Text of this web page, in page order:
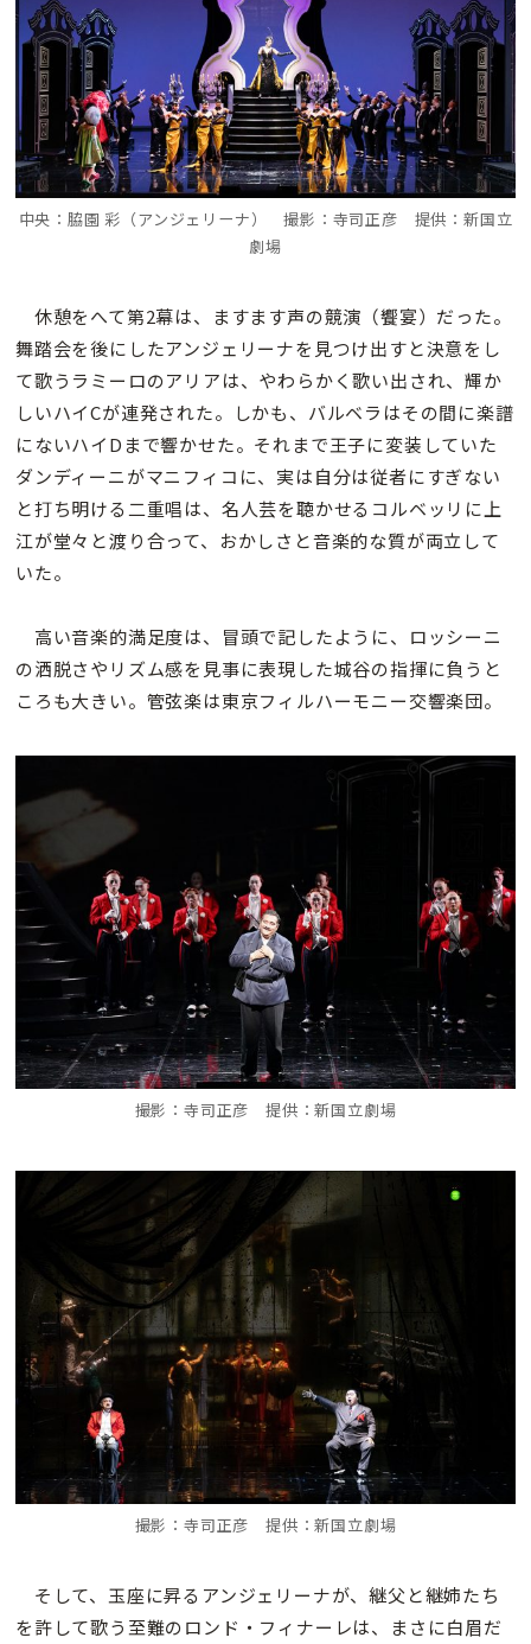
中央：脇園 彩（アンジェリーナ） 撮影：寺司正彦 提供：新国立
劇場
休憩をへて第2幕は、ますます声の競演（饗宴）だった。
舞踏会を後にしたアンジェリーナを見つけ出すと決意をし
て歌うラミーロのアリアは、やわらかく歌い出され、輝か
しいハイCが連発された。しかも、バルベラはその間に楽譜
にないハイDまで響かせた。それまで王子に変装していた
ダンディーニがマニフィコに、実は自分は従者にすぎない
と打ち明ける二重唱は、名人芸を聴かせるコルベッリに上
江が堂々と渡り合って、おかしさと音楽的な質が両立して
いた。
高い音楽的満足度は、冒頭で記したように、ロッシーニ
の洒脱さやリズム感を見事に表現した城谷の指揮に負うと
ころも大きい。管弦楽は東京フィルハーモニー交響楽団。
撮影：寺司正彦 提供：新国立劇場
撮影：寺司正彦 提供：新国立劇場
そして、玉座に昇るアンジェリーナが、継父と継姉たち
を許して歌う至難のロンド・フィナーレは、まさに白眉だ